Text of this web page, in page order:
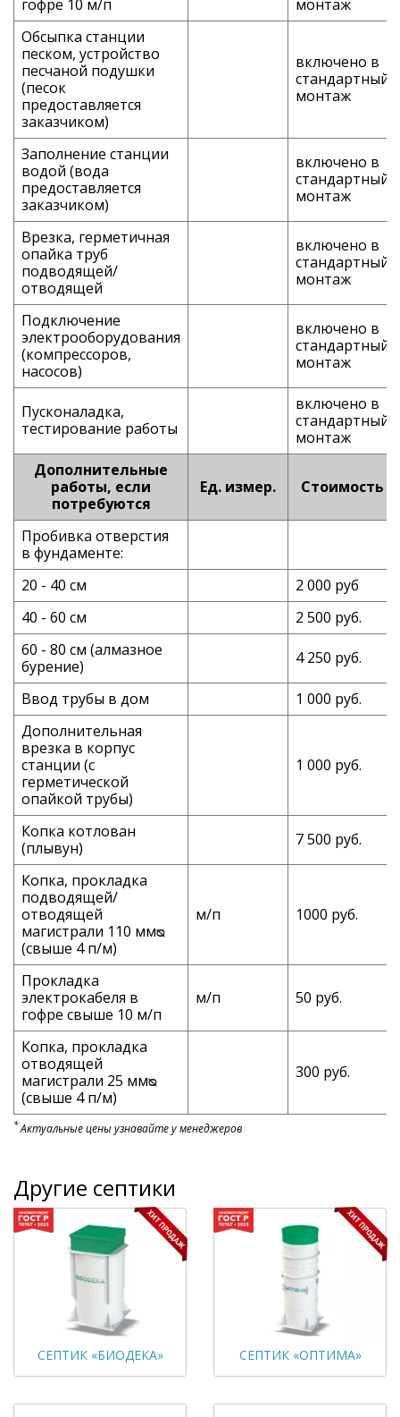
гофре 10 м/п
монтаж
Обсыпка станции
песком, устройство
песчаной подушки
(песок
предоставляется
заказчиком)
включено в
стандартный
монтаж
Заполнение станции
водой (вода
предоставляется
заказчиком)
включено в
стандартный
монтаж
Врезка, герметичная
опайка труб
подводящей/
отводящей
включено в
стандартный
монтаж
Подключение
электрооборудования
(компрессоров,
насосов)
включено в
стандартный
монтаж
Пусконаладка,
тестирование работы
включено в
стандартный
монтаж
Дополнительные
работы, если
потребуются
Ед. измер. Стоимость
Пробивка отверстия
в фундаменте:
20 - 40 см
2 000 руб
40 - 60 см
2 500 руб.
60 - 80 см (алмазное
бурение)
4 250 руб.
Ввод трубы в дом
1 000 руб.
Дополнительная
врезка в корпус
станции (с
герметической
опайкой трубы)
1 000 руб.
Копка котлован
(плывун)
7 500 руб.
Копка, прокладка
подводящей/
отводящей
магистрали 110 ммᴓ
(свыше 4 п/м)
м/п 1000 руб.
Прокладка
электрокабеля в
гофре свыше 10 м/п
м/п 50 руб.
Копка, прокладка
отводящей
магистрали 25 ммᴓ
(свыше 4 п/м)
300 руб.
*Актуальные цены узнавайте у менеджеров
Другие септики
СЕПТИК «БИОДЕКА» СЕПТИК «ОПТИМА»